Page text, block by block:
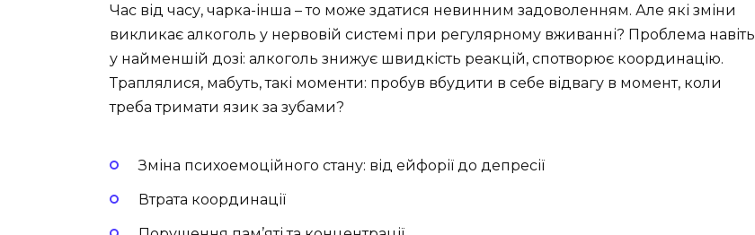
Час від часу, чарка-інша – то може здатися невинним задоволенням. Але які зміни
викликає алкоголь у нервовій системі при регулярному вживанні? Проблема навіть
у найменшій дозі: алкоголь знижує швидкість реакцій, спотворює координацію.
Траплялися, мабуть, такі моменти: пробув вбудити в себе відвагу в момент, коли
треба тримати язик за зубами?
Зміна психоемоційного стану: від ейфорії до депресії
Втрата координації